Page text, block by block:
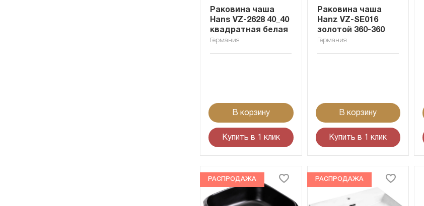
Раковина чаша
Hans VZ-2628 40_40
квадратная белая
Германия
В корзину
Купить в 1 клик
Раковина чаша
Hanz VZ-SE016
золотой 360-360
Германия
В корзину
Купить в 1 клик
РАСПРОДАЖА РАСПРОДАЖА